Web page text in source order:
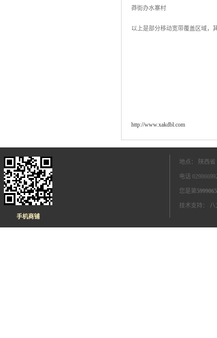
莽街办水寨村
以上是部分移动宽带覆盖区域，
http://www.xakdbl.com
手机商铺
地点： 陕西
电话
您是第5999065
技术支持： 八